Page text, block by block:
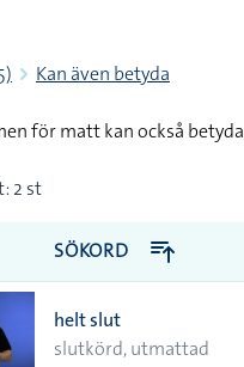
Kan även betyda
för matt kan också betyda
2 st
SÖKORD
helt slut
slutkörd, utmattad